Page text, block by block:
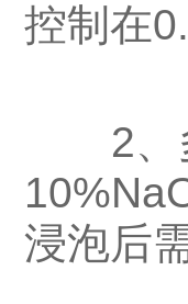
控制在
2、多
浸泡后